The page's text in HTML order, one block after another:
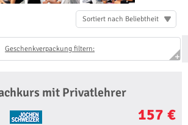
Sortiert nach Beliebtheit
Geschenkverpackung filtern:
mit Privatlehrer
157 €